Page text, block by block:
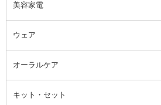
ブラシ・チップ
ツィザー・毛抜き
カミソリ
ファンデーション・パウダーケー
ス
かかと・角質ケアグッズ
絆創膏
ヘアゴム
ヘアバンド
ヘッドマッサージブラシ
日用品・雑貨全て
柔軟剤
ルームフレグランス・ディフュー
ザー
アロマキャンドル
美容家電
美容家電全て
ボディケア美容家電
その他美容家電
ウェア
ウェア全て
レッグウェア
オーラルケア
オーラルケア全て
キット・セット